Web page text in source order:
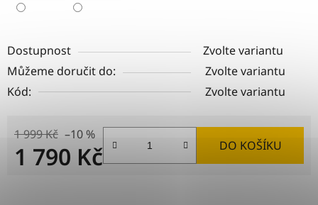
Dostupnost
Zvolte variantu
Můžeme doručit do:
Zvolte variantu
Kód:
Zvolte variantu
1 999 Kč –10 %
1 790 Kč DO KOŠÍKU